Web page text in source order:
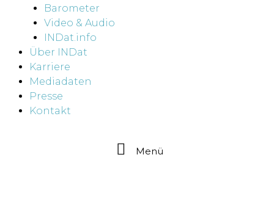
Barometer
Video & Audio
INDat.info
Über INDat
Karriere
Mediadaten
Presse
Kontakt
Menü